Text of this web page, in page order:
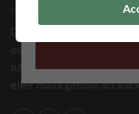
någon fundering så kan
eller maila genom att